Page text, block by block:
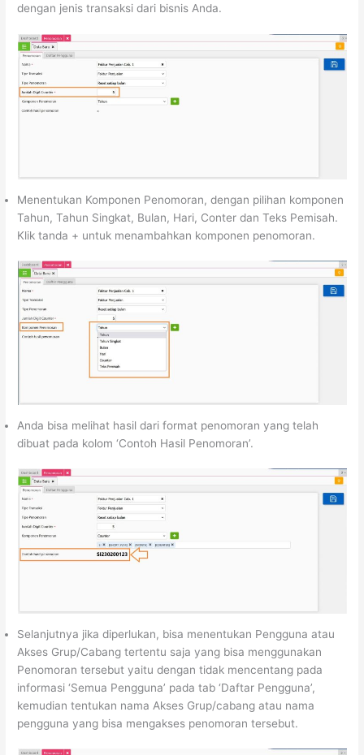
dengan jenis transaksi dari bisnis Anda.
Menentukan Komponen Penomoran, dengan pilihan komponen
Tahun, Tahun Singkat, Bulan, Hari, Conter dan Teks Pemisah.
Klik tanda + untuk menambahkan komponen penomoran.
Anda bisa melihat hasil dari format penomoran yang telah
dibuat pada kolom ‘Contoh Hasil Penomoran’.
Selanjutnya jika diperlukan, bisa menentukan Pengguna atau
Akses Grup/Cabang tertentu saja yang bisa menggunakan
Penomoran tersebut yaitu dengan tidak mencentang pada
informasi ‘Semua Pengguna’ pada tab ‘Daftar Pengguna’,
kemudian tentukan nama Akses Grup/cabang atau nama
pengguna yang bisa mengakses penomoran tersebut.